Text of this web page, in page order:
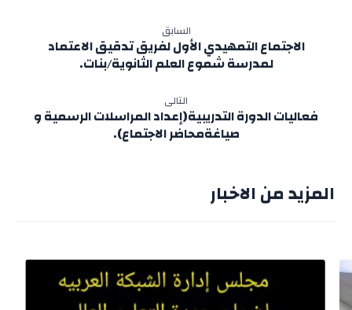
السابق
الاجتماع التمهيدي الأول لفريق تدقيق الاعتماد
لمدرسة شموع العلم الثانوية/بنات.
التالى
فعاليات الدورة التدريبية(إعداد المراسلات الرسمية و
صياغةمحاضر الاجتماع).
المزيد من الاخبار